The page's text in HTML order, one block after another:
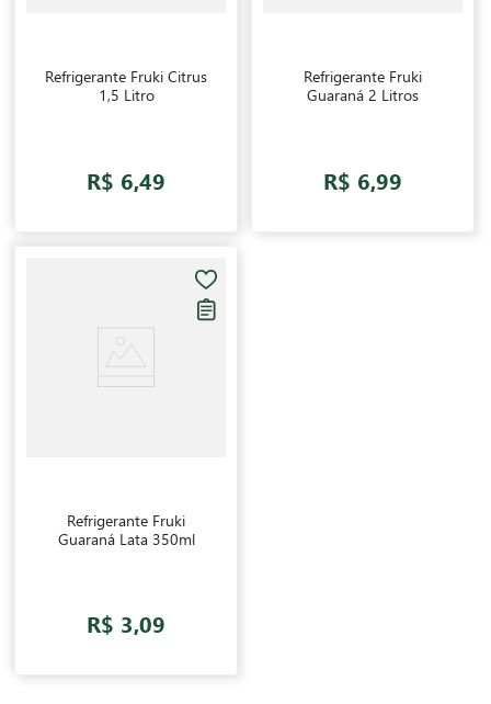
Refrigerante Fruki Citrus
1,5 Litro
R$ 6,49
Refrigerante Fruki
Guaraná 2 Litros
R$ 6,99
Refrigerante Fruki
Guaraná Lata 350ml
R$ 3,09